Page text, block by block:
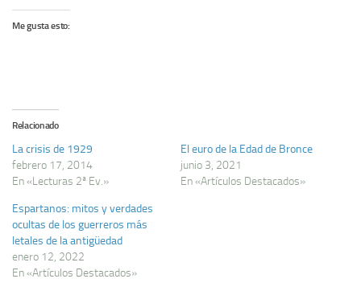
Me gusta esto:
Relacionado
La crisis de 1929
febrero 17, 2014
En «Lecturas 2ª Ev.»
El euro de la Edad de Bronce
junio 3, 2021
En «Artículos Destacados»
Espartanos: mitos y verdades
ocultas de los guerreros más
letales de la antigüedad
enero 12, 2022
En «Artículos Destacados»